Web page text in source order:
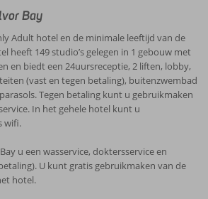
Bay
Adult hotel en de minimale leeftijd van de
heeft 149 studio’s gelegen in 1 gebouw met
en biedt een 24uursreceptie, 2 liften, lobby,
(vast en tegen betaling), buitenzwembad
Tegen betaling kunt u gebruikmaken
In het gehele hotel kunt u
wifi.
u een wasservice, doktersservice en
U kunt gratis gebruikmaken van de
hotel.